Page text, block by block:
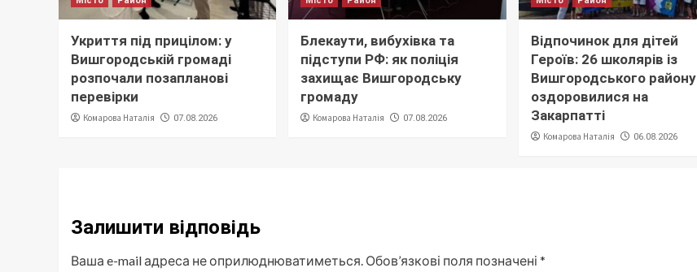
Укриття під прицілом: у
Вишгородській громаді
розпочали позапланові
перевірки
Комарова Наталія 07.08.2026
Блекаути, вибухівка та
підступи РФ: як поліція
захищає Вишгородську
громаду
Комарова Наталія 07.08.2026
Відпочинок для дітей
Героїв: 26 школярів із
Вишгородського району
оздоровилися на
Закарпатті
Комарова Наталія 06.08.2026
Залишити відповідь
Ваша e-mail адреса не оприлюднюватиметься. Обов’язкові поля позначені *